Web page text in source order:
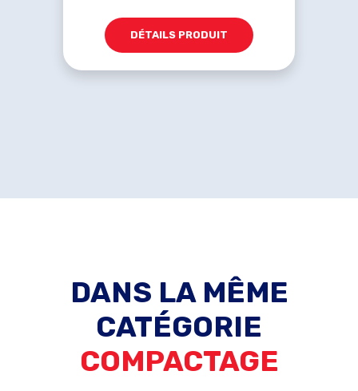
DÉTAILS PRODUIT
DANS LA MÊME
CATÉGORIE
COMPACTAGE